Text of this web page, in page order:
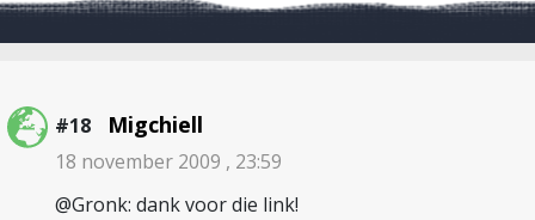
#18 Migchiell
18 november 2009 , 23:59
@Gronk: dank voor die link!